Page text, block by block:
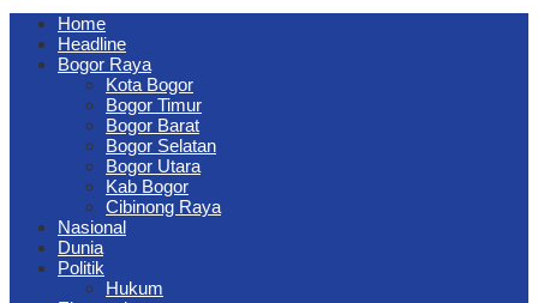
Home
Headline
Bogor Raya
Kota Bogor
Bogor Timur
Bogor Barat
Bogor Selatan
Bogor Utara
Kab Bogor
Cibinong Raya
Nasional
Dunia
Politik
Hukum